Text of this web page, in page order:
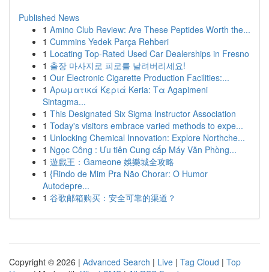
Published News
1 Amino Club Review: Are These Peptides Worth the...
1 Cummins Yedek Parça Rehberi
1 Locating Top-Rated Used Car Dealerships in Fresno
1 출장 마사지로 피로를 날려버리세요!
1 Our Electronic Cigarette Production Facilities:...
1 Αρωματικά Κεριά Keria: Τα Agapimeni
Sintagma...
1 This Designated Six Sigma Instructor Association
1 Today's visitors embrace varied methods to expe...
1 Unlocking Chemical Innovation: Explore Northche...
1 Ngọc Công : Ưu tiên Cung cấp Máy Văn Phòng...
1 遊戲王：Gameone 娛樂城全攻略
1 {Rindo de Mim Pra Não Chorar: O Humor
Autodepre...
1 谷歌邮箱购买：安全可靠的渠道？
Copyright © 2026 | Advanced Search | Live | Tag Cloud | Top